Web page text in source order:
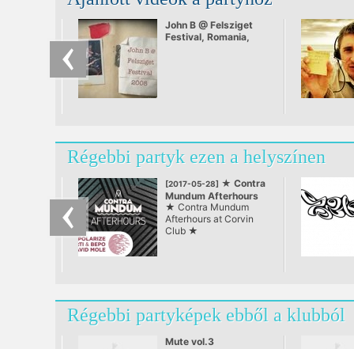
John B @ Felsziget
Festival, Romania,
Régebbi partyk ezen a helyszínen
[2017-05-28] ★ Contra
Mundum Afterhours
at Corvin Club ★
★ Contra Mundum
Afterhours at Corvin
Club ★
Régebbi partyképek ebből a klubból
Mute vol.3